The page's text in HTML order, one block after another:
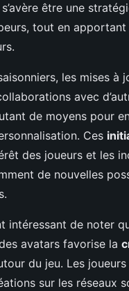
être une
tout en apportant
les mises à
avec
de moyens pour
Ces
des joueurs et les
de nouvelles
intéressant de noter
avatars favorise la
du jeu. Les
sur les réseaux